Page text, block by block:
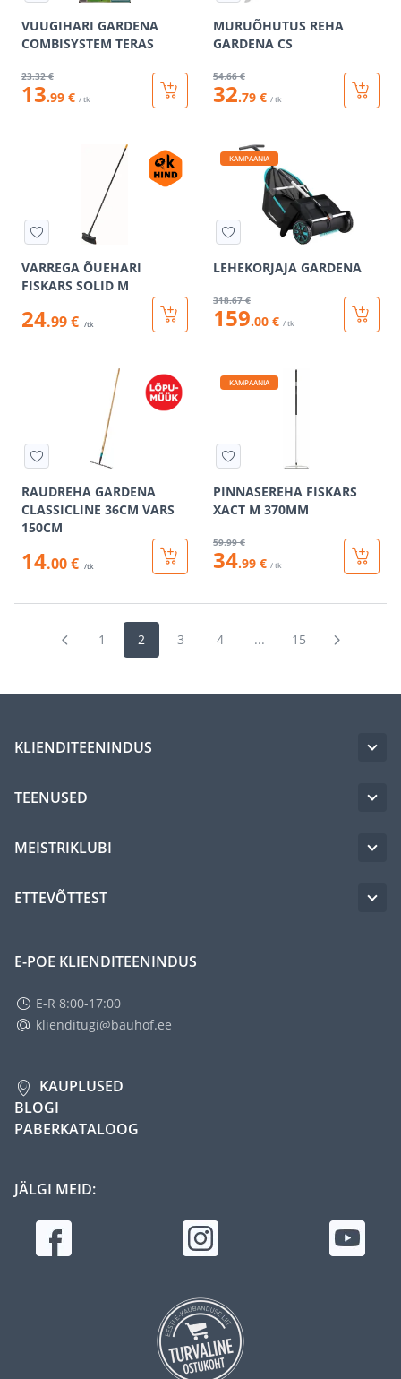
VUUGIHARI GARDENA
COMBISYSTEM TERAS
23.32 €
13.99 € / tk
MURUÕHUTUS REHA
GARDENA CS
54.66 €
32.79 € / tk
VARREGA ÕUEHARI
FISKARS SOLID M
24.99 € /tk
KAMPAANIA
LEHEKORJAJA GARDENA
318.67 €
159.00 € / tk
RAUDREHA GARDENA
CLASSICLINE 36CM VARS
150CM
14.00 € /tk
KAMPAANIA
PINNASEREHA FISKARS
XACT M 370MM
59.99 €
34.99 € / tk
1 2 3 4 ... 15
KLIENDITEENINDUS
TEENUSED
MEISTRIKLUBI
ETTEVÕTTEST
E-POE KLIENDITEENINDUS
E-R 8:00-17:00
klienditugi@bauhof.ee
KAUPLUSED
BLOGI
PABERKATALOOG
JÄLGI MEID: